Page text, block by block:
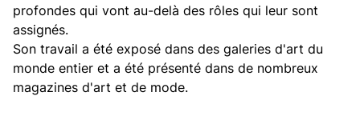
profondes qui vont au-delà des rôles qui leur sont
assignés.
Son travail a été exposé dans des galeries d'art du
monde entier et a été présenté dans de nombreux
magazines d'art et de mode.